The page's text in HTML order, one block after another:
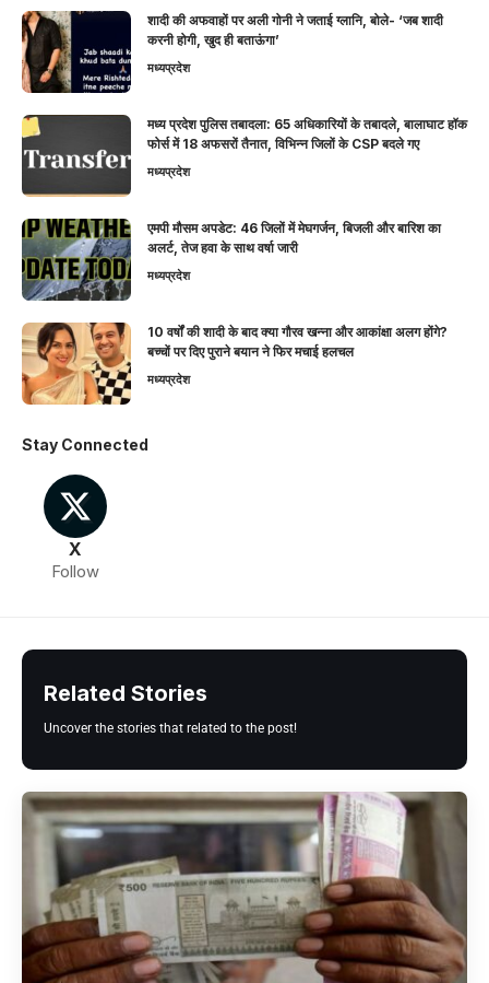
शादी की अफवाहों पर अली गोनी ने जताई ग्लानि, बोले- ‘जब शादी
करनी होगी, खुद ही बताऊंगा’
मध्यप्रदेश
मध्य प्रदेश पुलिस तबादला: 65 अधिकारियों के तबादले, बालाघाट हॉक
फोर्स में 18 अफसरों तैनात, विभिन्न जिलों के CSP बदले गए
मध्यप्रदेश
एमपी मौसम अपडेट: 46 जिलों में मेघगर्जन, बिजली और बारिश का
अलर्ट, तेज हवा के साथ वर्षा जारी
मध्यप्रदेश
10 वर्षों की शादी के बाद क्या गौरव खन्ना और आकांक्षा अलग होंगे?
बच्चों पर दिए पुराने बयान ने फिर मचाई हलचल
मध्यप्रदेश
Stay Connected
X
Follow
Related Stories
Uncover the stories that related to the post!